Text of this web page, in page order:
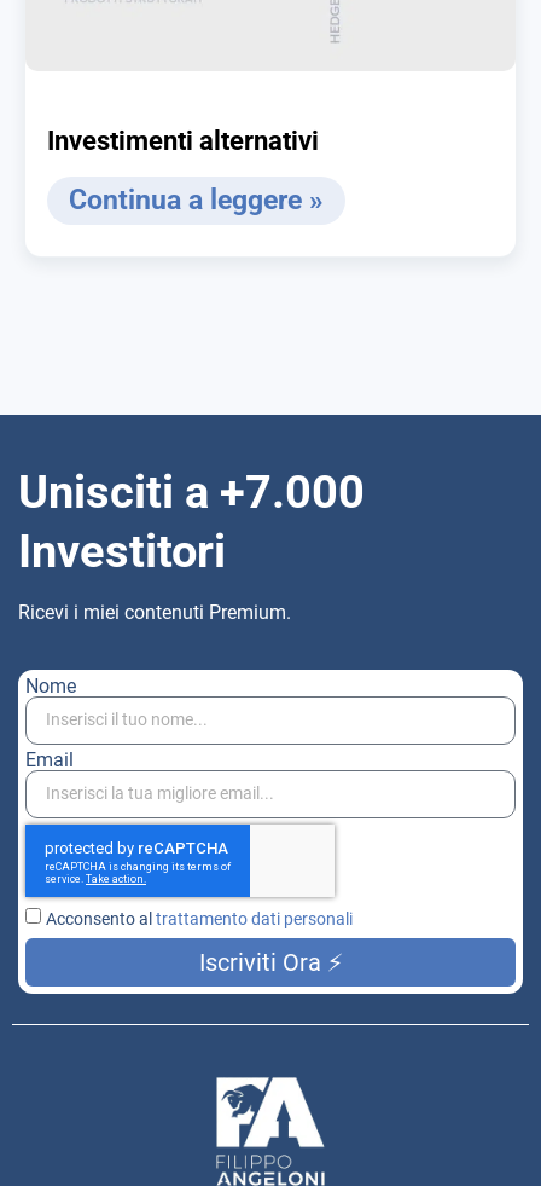
Investimenti alternativi
Continua a leggere »
Unisciti a +7.000
Investitori
Ricevi i miei contenuti Premium.
Nome
Email
Acconsento altrattamento dati personali
Iscriviti Ora ⚡